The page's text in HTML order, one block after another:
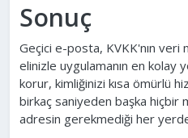
Sonuç
Geçici e-posta, KVKK'nın veri
elinizle uygulamanın en kolay
korur, kimliğinizi kısa ömürlü
birkaç saniyeden başka hiçbir
adresin gerekmediği her yerde